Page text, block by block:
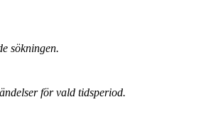
sökningen.
för vald tidsperiod.